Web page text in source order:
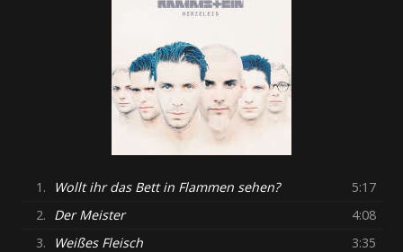
1. Wollt ihr das Bett in Flammen sehen?
5:17
2. Der Meister
4:08
3.
Weißes Fleisch
3:35